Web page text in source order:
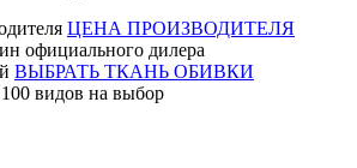
ЦЕНА ПРОИЗВОДИТЕЛЯ
официального дилера
ВЫБРАТЬ ТКАНЬ ОБИВКИ
видов на выбор